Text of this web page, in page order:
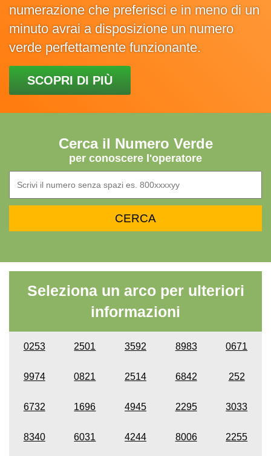
numerazione che preferisci e in meno di un
minuto avrai a disposizione un numero
verde perfettamente funzionante.
SCOPRI DI PIÙ
Cerca il Numero Verde
per conoscere l'operatore
Seleziona un arco per ulteriori
informazioni
0253 2501 3592 8983 0671
9974 0821 2514 6842 252
6732 1696 4945 2295 3033
8340 6031 4244 8006 2255